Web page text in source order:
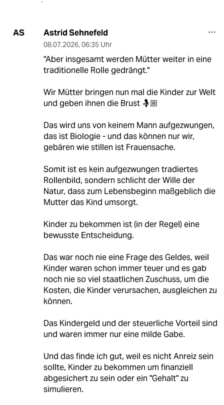
AS Astrid Sehnefeld
08.07.2026, 06:35 Uhr
"Aber insgesamt werden Mütter weiter in eine
traditionelle Rolle gedrängt."
Wir Mütter bringen nun mal die Kinder zur Welt
und geben ihnen die Brust 🤱🏼
Das wird uns von keinem Mann aufgezwungen,
das ist Biologie - und das können nur wir,
gebären wie stillen ist Frauensache.
Somit ist es kein aufgezwungen tradiertes
Rollenbild, sondern schlicht der Wille der
Natur, dass zum Lebensbeginn maßgeblich die
Mutter das Kind umsorgt.
Kinder zu bekommen ist (in der Regel) eine
bewusste Entscheidung.
Das war noch nie eine Frage des Geldes, weil
Kinder waren schon immer teuer und es gab
noch nie so viel staatlichen Zuschuss, um die
Kosten, die Kinder verursachen, ausgleichen zu
können.
Das Kindergeld und der steuerliche Vorteil sind
und waren immer nur eine milde Gabe.
Und das finde ich gut, weil es nicht Anreiz sein
sollte, Kinder zu bekommen um finanziell
abgesichert zu sein oder ein "Gehalt" zu
simulieren.